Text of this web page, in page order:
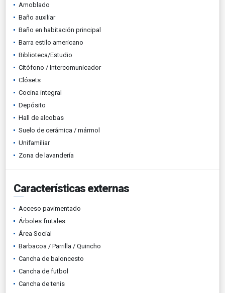
Amoblado
Baño auxiliar
Baño en habitación principal
Barra estilo americano
Biblioteca/Estudio
Citófono / Intercomunicador
Clósets
Cocina integral
Depósito
Hall de alcobas
Suelo de cerámica / mármol
Unifamiliar
Zona de lavandería
Características externas
Acceso pavimentado
Árboles frutales
Área Social
Barbacoa / Parrilla / Quincho
Cancha de baloncesto
Cancha de futbol
Cancha de tenis